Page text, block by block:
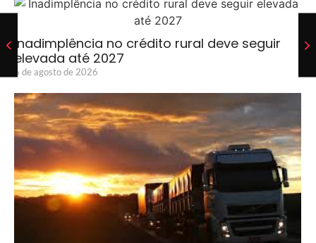
Inadimplência no crédito rural deve seguir
elevada até 2027
6 de agosto de 2026